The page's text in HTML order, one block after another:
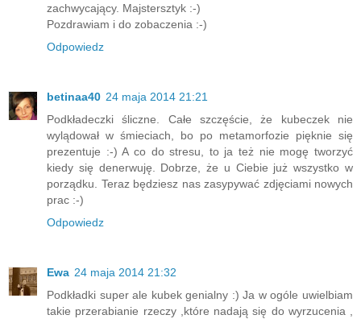
zachwycający. Majstersztyk :-)
Pozdrawiam i do zobaczenia :-)
Odpowiedz
betinaa40 24 maja 2014 21:21
Podkładeczki śliczne. Całe szczęście, że kubeczek nie
wylądował w śmieciach, bo po metamorfozie pięknie się
prezentuje :-) A co do stresu, to ja też nie mogę tworzyć
kiedy się denerwuję. Dobrze, że u Ciebie już wszystko w
porządku. Teraz będziesz nas zasypywać zdjęciami nowych
prac :-)
Odpowiedz
Ewa 24 maja 2014 21:32
Podkładki super ale kubek genialny :) Ja w ogóle uwielbiam
takie przerabianie rzeczy ,które nadają się do wyrzucenia ,